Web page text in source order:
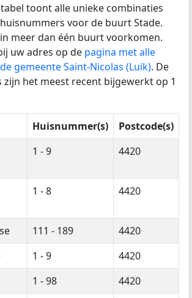
toont alle unieke combinaties
voor de buurt Stade.
meer dan één buurt voorkomen.
uw adres op de pagina met alle
gemeente Saint-Nicolas (Luik). De
zijn het meest recent bijgewerkt op 1
Huisnummer(s)
Postcode(s)
1 - 9 4420
1 - 8 4420
111 - 189
4420
1 - 9
4420
1 - 98
4420